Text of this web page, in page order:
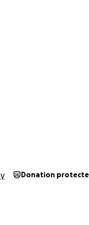
generieren,
selbstbestimmt
Page
Donation